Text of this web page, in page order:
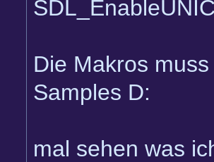
Die Makros
Samples D:
mal sehen was